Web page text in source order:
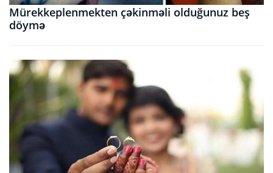
Mürekkeplenmekten çəkinməli olduğunuz beş
döymə